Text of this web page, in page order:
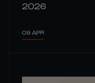
2026
09 APR